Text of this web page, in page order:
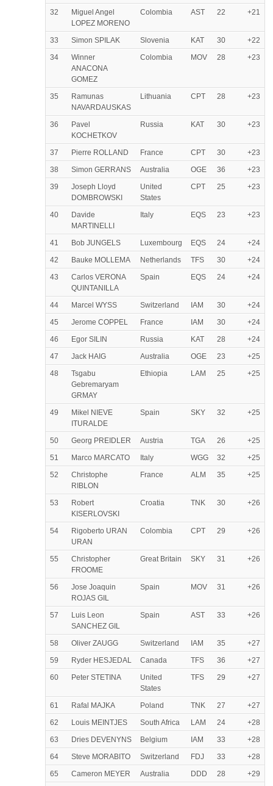
32
Miguel Angel
LOPEZ MORENO
Colombia AST 22 +21
33 Simon SPILAK Slovenia KAT 30
+22
34
Winner
ANACONA
GOMEZ
Colombia MOV 28 +23
35
Ramunas
NAVARDAUSKAS
Lithuania CPT 28 +23
36
Pavel
KOCHETKOV
Russia KAT 30 +23
37 Pierre ROLLAND France CPT 30
+23
38
Simon GERRANS Australia OGE 36
+23
39
Joseph Lloyd
DOMBROWSKI
United
States
CPT 25 +23
40
Davide
MARTINELLI
Italy EQS 23 +23
41 Bob JUNGELS Luxembourg EQS 24
+24
42
Bauke MOLLEMA Netherlands TFS 30
+24
43
Carlos VERONA
QUINTANILLA
Spain EQS 24 +24
44 Marcel WYSS Switzerland IAM 30
+24
45
Jerome COPPEL France IAM 30
+24
46
Egor SILIN Russia KAT 28
+24
47
Jack HAIG Australia OGE 23
+25
48
Tsgabu
Gebremaryam
GRMAY
Ethiopia LAM 25 +25
49
Mikel NIEVE
ITURALDE
Spain SKY 32 +25
50 Georg PREIDLER Austria TGA 26
+25
51
Marco MARCATO Italy WGG 32
+25
52
Christophe
RIBLON
France ALM 35 +25
53
Robert
KISERLOVSKI
Croatia TNK 30 +26
54
Rigoberto URAN
URAN
Colombia CPT 29 +26
55
Christopher
FROOME
Great Britain SKY 31 +26
56
Jose Joaquin
ROJAS GIL
Spain MOV 31 +26
57
Luis Leon
SANCHEZ GIL
Spain AST 33 +26
58 Oliver ZAUGG Switzerland IAM 35
+27
59
Ryder HESJEDAL Canada TFS 36
+27
60
Peter STETINA
United
States
TFS 29 +27
61 Rafal MAJKA Poland TNK 27
+27
62
Louis MEINTJES South Africa LAM 24
+28
63
Dries DEVENYNS Belgium IAM 33
+28
64
Steve MORABITO Switzerland FDJ 33
+28
65
Cameron MEYER Australia DDD 28
+29